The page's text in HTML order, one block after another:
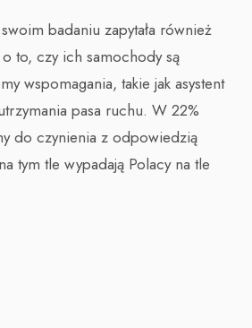
badaniu zapytała również
to, czy ich samochody są
wspomagania, takie jak asystent
pasa ruchu. W 22%
do czynienia z odpowiedzią
tym tle wypadają Polacy na tle